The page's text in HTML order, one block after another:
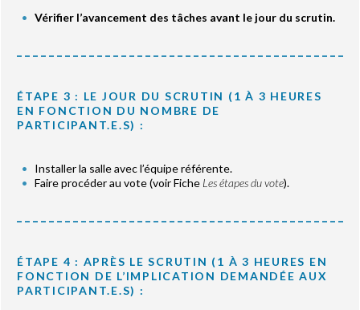
Vérifier l’avancement des tâches avant le jour du scrutin.
ÉTAPE 3 : LE JOUR DU SCRUTIN (1 À 3 HEURES
EN FONCTION DU NOMBRE DE
PARTICIPANT.E.S) :
Installer la salle avec l’équipe référente.
Faire procéder au vote (voir Fiche Les étapes du vote).
ÉTAPE 4 : APRÈS LE SCRUTIN (1 À 3 HEURES EN
FONCTION DE L’IMPLICATION DEMANDÉE AUX
PARTICIPANT.E.S) :